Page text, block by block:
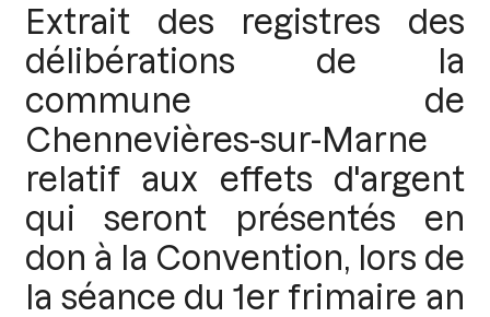
Extrait des registres des
délibérations de la
commune de
Chennevières-sur-Marne
relatif aux effets d'argent
qui seront présentés en
don à la Convention, lors de
la séance du 1er frimaire an